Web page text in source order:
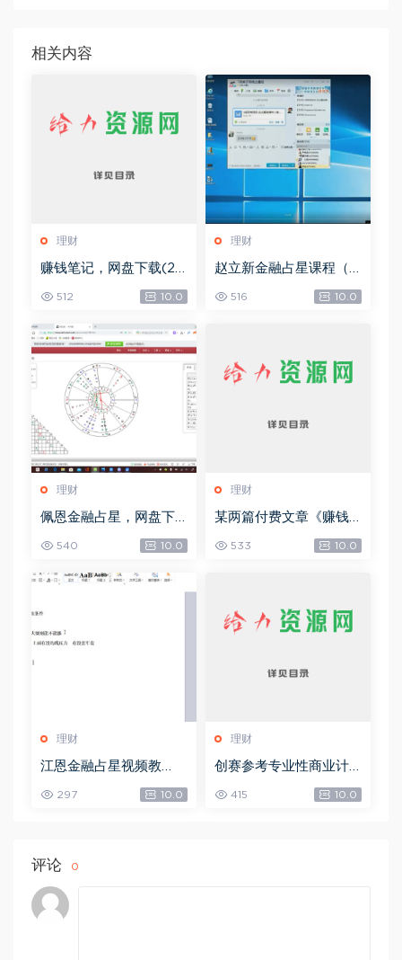
相关内容
理财
赚钱笔记，网盘下载(22.
512 10.0
理财
赵立新金融占星课程（2
017年度），网盘下载(4
9.14G)
516 10.0
理财
佩恩金融占星，网盘下
540 10.0
理财
某两篇付费文章《赚钱
的境界》+《流量密码暗
黑版》，网盘下载(10.41
533 10.0
理财
江恩金融占星视频教
程，网盘下载(9.96G)
297 10.0
理财
创赛参考专业性商业计
划书-创业方向，网盘下
载(539.32M)
415 10.0
评论 0